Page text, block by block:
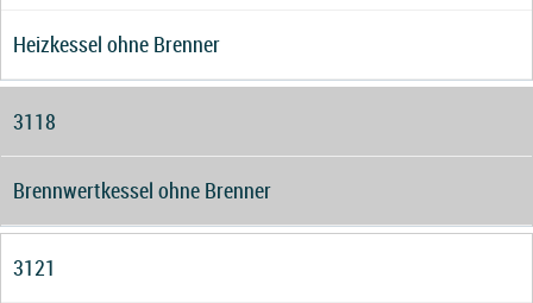
Heizkessel ohne Brenner
3118
Brennwertkessel ohne Brenner
3121